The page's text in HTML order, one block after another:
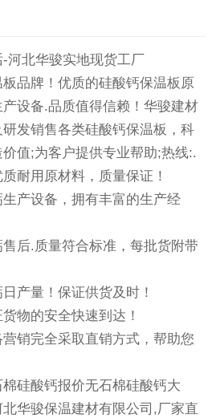
河北华骏实地现货工厂
品牌！优质的硅酸钙保温板原
设备.品质值得信赖！华骏建材
发销售各类硅酸钙保温板，科
值;为客户提供专业帮助;热线:.
耐用原材料，质量保证！
产设备，拥有丰富的生产经
后.质量符合标准，每批货附带
产量！保证供货及时！
物的安全快速到达！
销完全采取直销方式，帮助您
硅酸钙报价无石棉硅酸钙大
华骏保温建材有限公司,厂家直